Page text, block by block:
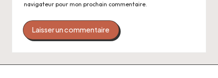
navigateur pour mon prochain commentaire.